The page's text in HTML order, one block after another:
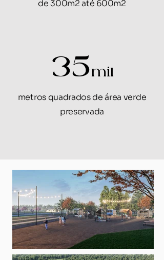
de 300m2 até 600m2
35mil
metros quadrados de área verde
preservada